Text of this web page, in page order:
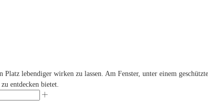
lebendiger wirken zu lassen. Am Fenster, unter einem
entdecken bietet.